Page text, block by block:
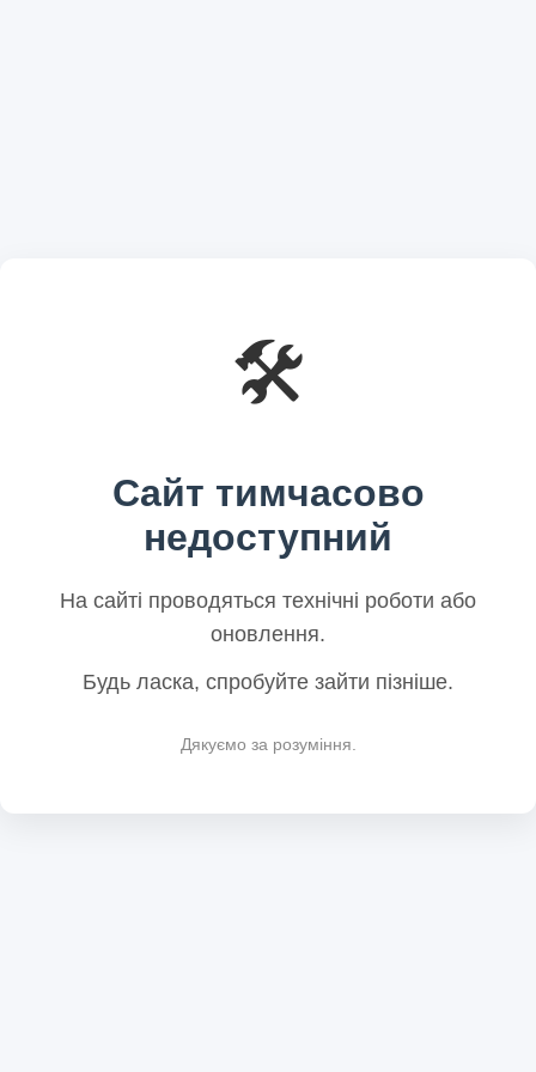
🛠️
Сайт тимчасово
недоступний
На сайті проводяться технічні роботи або
оновлення.
Будь ласка, спробуйте зайти пізніше.
Дякуємо за розуміння.